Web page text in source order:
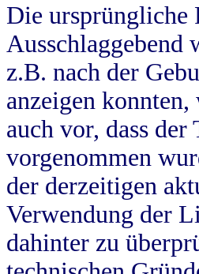
Die ursprüngliche
Ausschlaggebend
z.B. nach der
anzeigen
auch vor, dass
vorgenommen
der derzeitigen
Verwendung der
dahinter zu